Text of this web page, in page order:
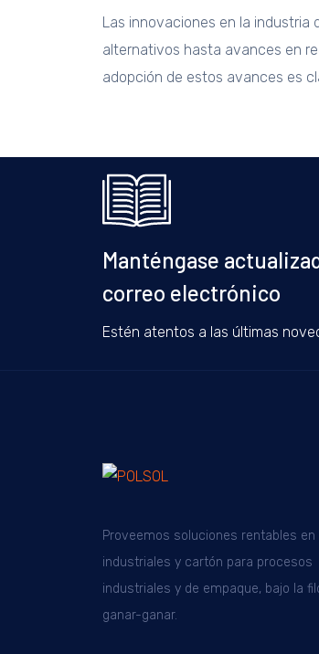
Las innovaciones en la industria
alternativos hasta avances en
adopción de estos avances es
Manténgase
correo electrónico
Estén atentos a las últimas
Proveemos soluciones rentables en
industriales y cartón para procesos
industriales y de empaque, bajo la
ganar-ganar.